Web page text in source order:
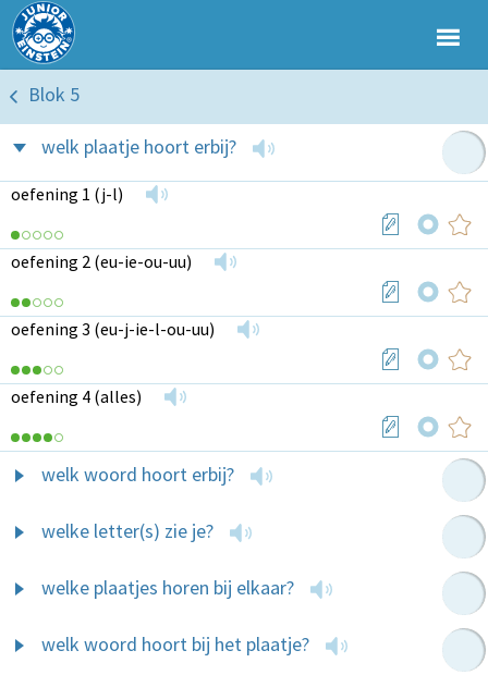
Blok 5
welk plaatje hoort erbij?
oefening 1 (j-l)
oefening 2 (eu-ie-ou-uu)
oefening 3 (eu-j-ie-l-ou-uu)
oefening 4 (alles)
welk woord hoort erbij?
welke letter(s) zie je?
welke plaatjes horen bij elkaar?
welk woord hoort bij het plaatje?